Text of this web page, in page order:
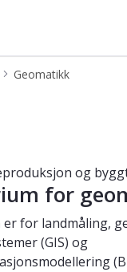
Geomatikk
og
for
for landmåling,
(GIS) og